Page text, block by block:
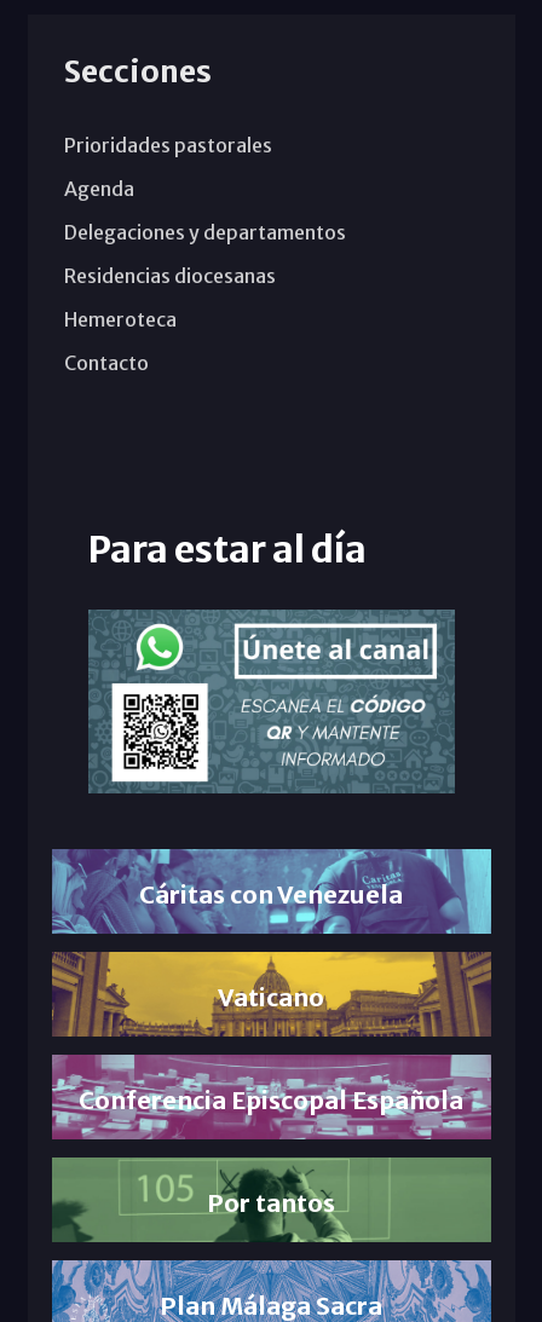
Secciones
Prioridades pastorales
Agenda
Delegaciones y departamentos
Residencias diocesanas
Hemeroteca
Contacto
Para estar al día
Cáritas con Venezuela
Vaticano
Conferencia Episcopal Española
Por tantos
Plan Málaga Sacra